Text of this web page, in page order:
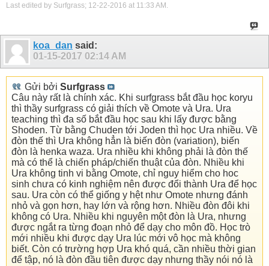
Last edited by Surfgrass; 12-22-2016 at 11:33 AM
koa_dan said:
01-15-2017 02:14 AM
Gửi bởi Surfgrass
Câu này rất là chính xác. Khi surfgrass bắt đầu học koryu
thì thầy surfgrass có giải thích về Omote và Ura. Ura
teaching thì đa số bắt đầu học sau khi lấy được bằng
Shoden. Từ bằng Chuden tới Joden thì học Ura nhiều. Về
đòn thế thì Ura không hẳn là biến đòn (variation), biến
đòn là henka waza. Ura nhiều khi không phải là đòn thế
mà có thể là chiến pháp/chiến thuật của đòn. Nhiều khi
Ura không tinh vi bằng Omote, chỉ nguy hiểm cho hoc
sinh chưa có kinh nghiệm nên được đổi thành Ura để học
sau. Ura còn có thể giống y hệt như Omote nhưng đánh
nhỏ và gọn hơn, hay lớn và rộng hơn. Nhiều đòn đôi khi
không có Ura. Nhiều khi nguyên một đòn là Ura, nhưng
được ngắt ra từng đoạn nhỏ để dạy cho môn đồ. Học trò
mới nhiều khi được dạy Ura lúc mới vô học mà không
biết. Còn có trường hợp Ura khó quá, cần nhiều thời gian
để tập, nó là đòn đầu tiên được dạy nhưng thầy nói nó là